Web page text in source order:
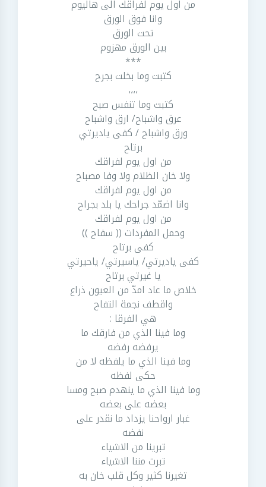
من اول يوم لفراقك الى هاليوم
وانا فوق الورق
تحت الورق
بين الورق مهزوم
***
كتبت وما بخلت بجرح
،،،،
كتبت وما تنفس صبح
عرق واشباح/ ارق واشباح
ورق واشباح / كفى ياديرتي
برتاح
من اول يوم لفراقك
ولا خان الظلام ولا وفا مصباح
من اول يوم لفراقك
وانا اضمّد جراحك يا بلد بجراح
من اول يوم لفراقك
وحمل المفردات (( سفاح ))
كفى برتاح
كفى ياديرتي/ ياسيرتي/ ياحيرتي
يا غيرتي برتاح
خلاص ما عاد امدّ من العيون ذراع
واقطف نجمة التفاح
هي الفرقا :
وما فينا الذي من فارقك ما
يرفضه رفضه
وما فينا الذي ما يلفظه لا من
حكى لفظه
وما فينا الذي ما ينهدم صبح ومسا
بعضه على بعضه
غبار ارواحنا يزداد ما نقدر على
نفضه
تبرينا من الاشياء
تبرت مننا الاشياء
تغيرنا كثير وكل قلب خان به